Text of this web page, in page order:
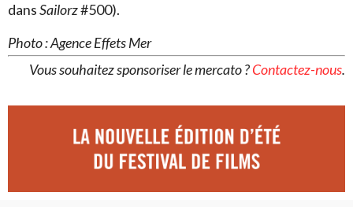
dansSailorz#500).
Photo : Agence Effets Mer
Vous souhaitez sponsoriser le mercato ?Contactez-nous.